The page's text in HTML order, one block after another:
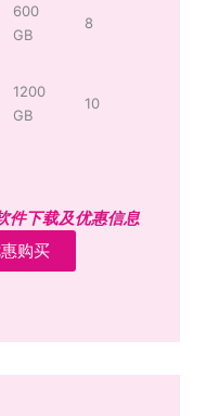
600
GB
8
1200
GB
10
件下载及优惠信息
购买